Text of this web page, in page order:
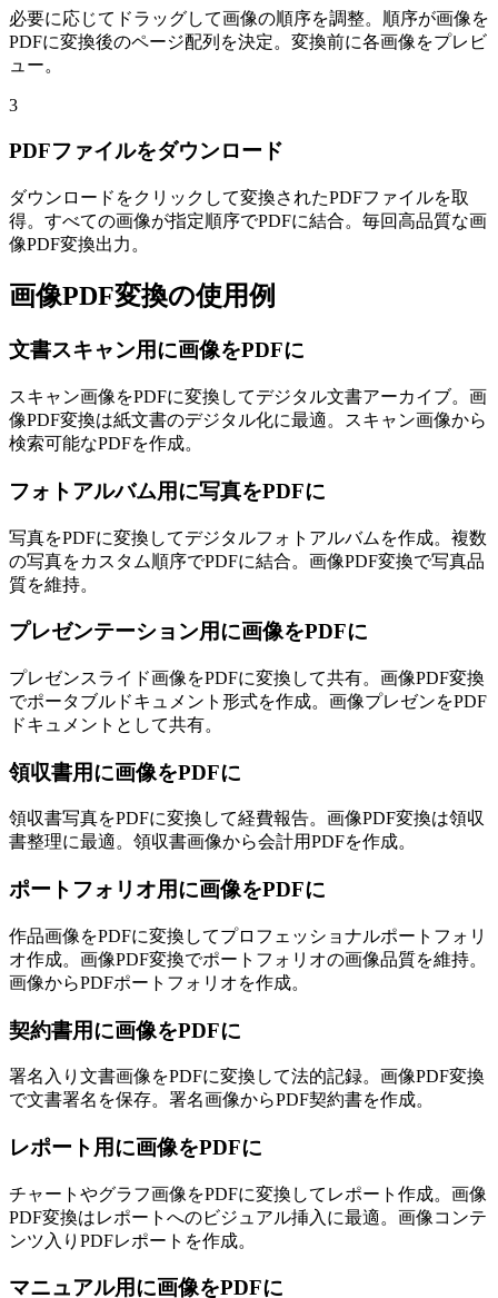
必要に応じてドラッグして画像の順序を調整。順序が画像を
PDFに変換後のページ配列を決定。変換前に各画像をプレビ
ュー。
3
PDFファイルをダウンロード
ダウンロードをクリックして変換されたPDFファイルを取
得。すべての画像が指定順序でPDFに結合。毎回高品質な画
像PDF変換出力。
画像PDF変換の使用例
文書スキャン用に画像をPDFに
スキャン画像をPDFに変換してデジタル文書アーカイブ。画
像PDF変換は紙文書のデジタル化に最適。スキャン画像から
検索可能なPDFを作成。
フォトアルバム用に写真をPDFに
写真をPDFに変換してデジタルフォトアルバムを作成。複数
の写真をカスタム順序でPDFに結合。画像PDF変換で写真品
質を維持。
プレゼンテーション用に画像をPDFに
プレゼンスライド画像をPDFに変換して共有。画像PDF変換
でポータブルドキュメント形式を作成。画像プレゼンをPDF
ドキュメントとして共有。
領収書用に画像をPDFに
領収書写真をPDFに変換して経費報告。画像PDF変換は領収
書整理に最適。領収書画像から会計用PDFを作成。
ポートフォリオ用に画像をPDFに
作品画像をPDFに変換してプロフェッショナルポートフォリ
オ作成。画像PDF変換でポートフォリオの画像品質を維持。
画像からPDFポートフォリオを作成。
契約書用に画像をPDFに
署名入り文書画像をPDFに変換して法的記録。画像PDF変換
で文書署名を保存。署名画像からPDF契約書を作成。
レポート用に画像をPDFに
チャートやグラフ画像をPDFに変換してレポート作成。画像
PDF変換はレポートへのビジュアル挿入に最適。画像コンテ
ンツ入りPDFレポートを作成。
マニュアル用に画像をPDFに